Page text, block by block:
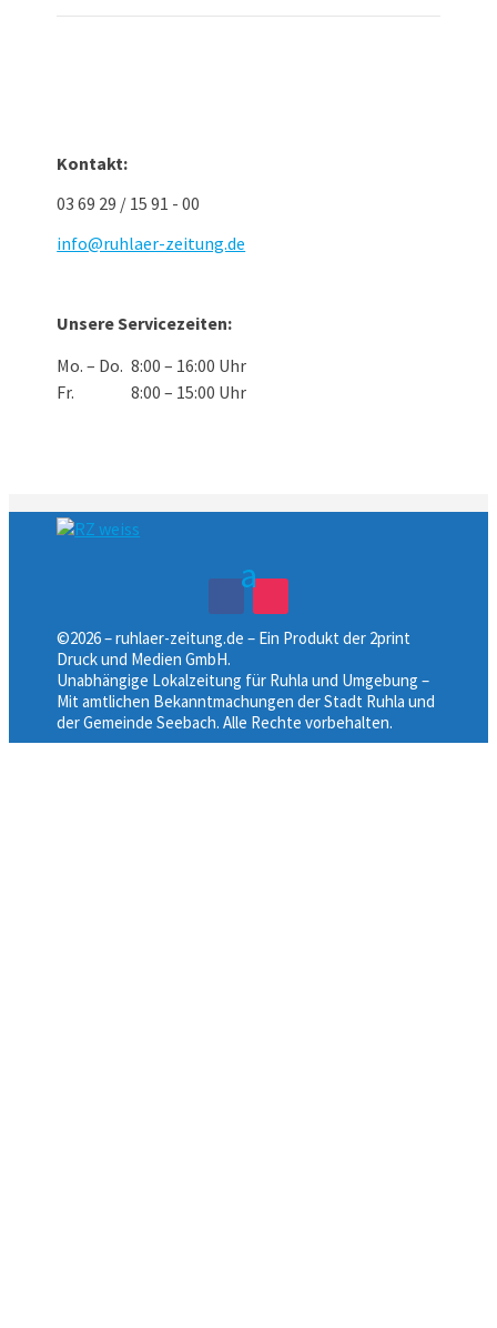
Kontakt:
03 69 29 / 15 91 - 00
info@ruhlaer-zeitung.de
Unsere Servicezeiten:
Mo. – Do. 8:00 – 16:00 Uhr
Fr.
8:00 – 15:00 Uhr
©2026 – ruhlaer-zeitung.de – Ein Produkt der 2print
Druck und Medien GmbH.
Unabhängige Lokalzeitung für Ruhla und Umgebung –
Mit amtlichen Bekanntmachungen der Stadt Ruhla und
der Gemeinde Seebach. Alle Rechte vorbehalten.